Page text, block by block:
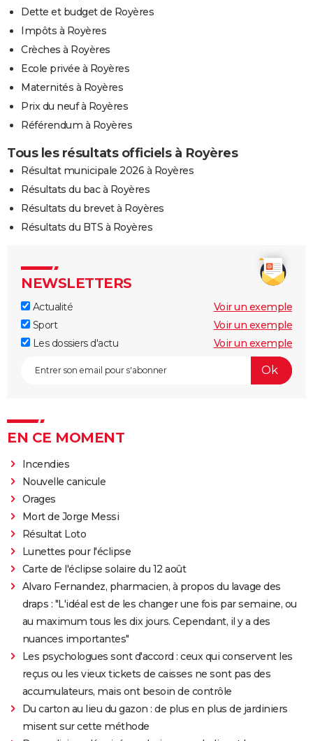
Dette et budget de Royères
Impôts à Royères
Crèches à Royères
Ecole privée à Royères
Maternités à Royères
Prix du neuf à Royères
Référendum à Royères
Tous les résultats officiels à Royères
Résultat municipale 2026 à Royères
Résultats du bac à Royères
Résultats du brevet à Royères
Résultats du BTS à Royères
NEWSLETTERS
Actualité
Voir un exemple
Sport
Voir un exemple
Les dossiers d'actu
Voir un exemple
EN CE MOMENT
Incendies
Nouvelle canicule
Orages
Mort de Jorge Messi
Résultat Loto
Lunettes pour l'éclipse
Carte de l'éclipse solaire du 12 août
Alvaro Fernandez, pharmacien, à propos du lavage des
draps : "L'idéal est de les changer une fois par semaine, ou
au maximum tous les dix jours. Cependant, il y a des
nuances importantes"
Les psychologues sont d'accord : ceux qui conservent les
reçus ou les vieux tickets de caisses ne sont pas des
accumulateurs, mais ont besoin de contrôle
Du carton au lieu du gazon : de plus en plus de jardiniers
misent sur cette méthode